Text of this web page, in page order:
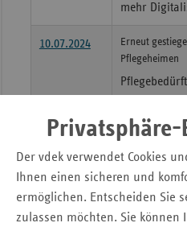
Der vdek verwendet Cookies
Ihnen einen sicheren und
ermöglichen. Entscheiden Sie
zulassen möchten. Sie
mehr
10.07.2024
Erneut
Pflegeheimen
04.06.2024 Kurzzeitpflege
Urlaub für
unterstützen
23.05.2024 vdek-